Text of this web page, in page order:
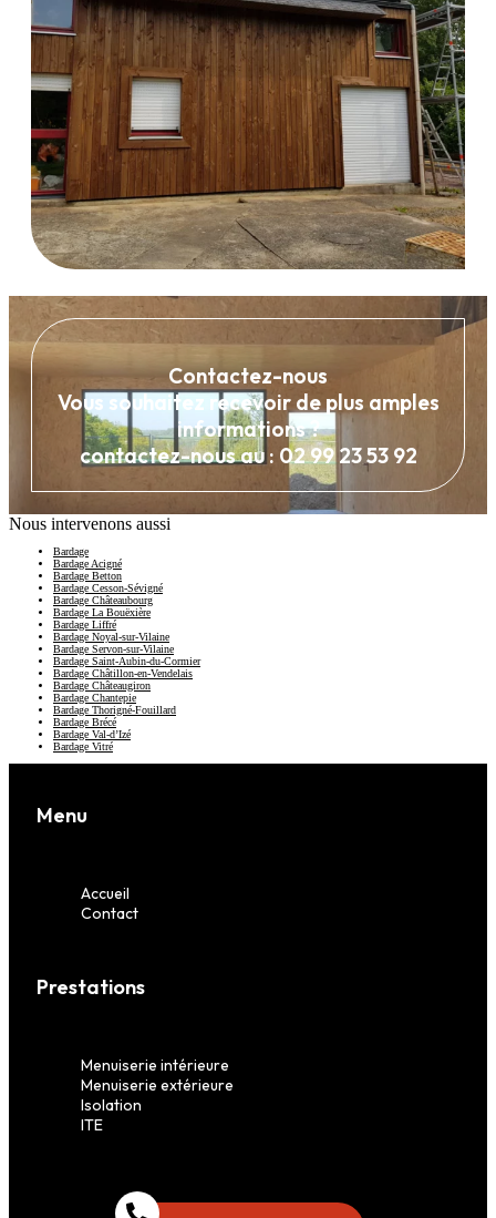
Contactez-nous
Vous souhaitez recevoir de plus amples
informations ?
contactez-nous au : 02 99 23 53 92
Nous intervenons aussi
Bardage
Bardage Acigné
Bardage Betton
Bardage Cesson-Sévigné
Bardage Châteaubourg
Bardage La Bouëxière
Bardage Liffré
Bardage Noyal-sur-Vilaine
Bardage Servon-sur-Vilaine
Bardage Saint-Aubin-du-Cormier
Bardage Châtillon-en-Vendelais
Bardage Châteaugiron
Bardage Chantepie
Bardage Thorigné-Fouillard
Bardage Brécé
Bardage Val-d’Izé
Bardage Vitré
Menu
Accueil
Contact
Prestations
Menuiserie intérieure
Menuiserie extérieure
Isolation
ITE